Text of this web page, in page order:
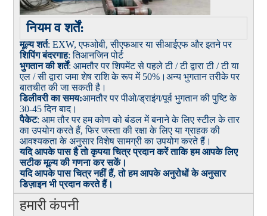
नियम व शर्तें:
मूल्य शर्त: EXW, एफओबी, सीएफआर या सीआईएफ और इतने पर
शिपिंग बंदरगाह: तिआनजिन पोर्ट
भुगतान की शर्तें: आमतौर पर शिपमेंट से पहले टी / टी द्वारा टी / टी या
एल / सी द्वारा जमा शेष राशि के रूप में 50%।अन्य भुगतान तरीके पर
बातचीत की जा सकती है।
डिलीवरी का समय:आमतौर पर पीओ/ड्राइंग/पूर्व भुगतान की पुष्टि के
30-45 दिन बाद।
पैकेट: आम तौर पर हम कोण को बंडल में बनाने के लिए स्टील के तार
का उपयोग करते हैं, फिर जस्ता की रक्षा के लिए या ग्राहक की
आवश्यकता के अनुसार विशेष सामग्री का उपयोग करते हैं।
यदि आपके पास है तो कृपया चित्र प्रदान करें ताकि हम आपके लिए
सटीक मूल्य की गणना कर सकें।
यदि आपके पास चित्र नहीं हैं, तो हम आपके अनुरोधों के अनुसार
डिज़ाइन भी प्रदान करते हैं।
हमारी कंपनी